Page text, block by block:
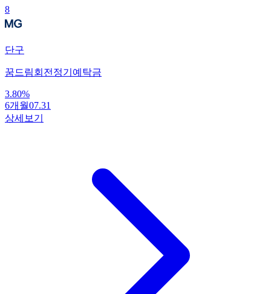
8
단구
꿈드림회전정기예탁금
3.80%
6개월07.31
상세보기